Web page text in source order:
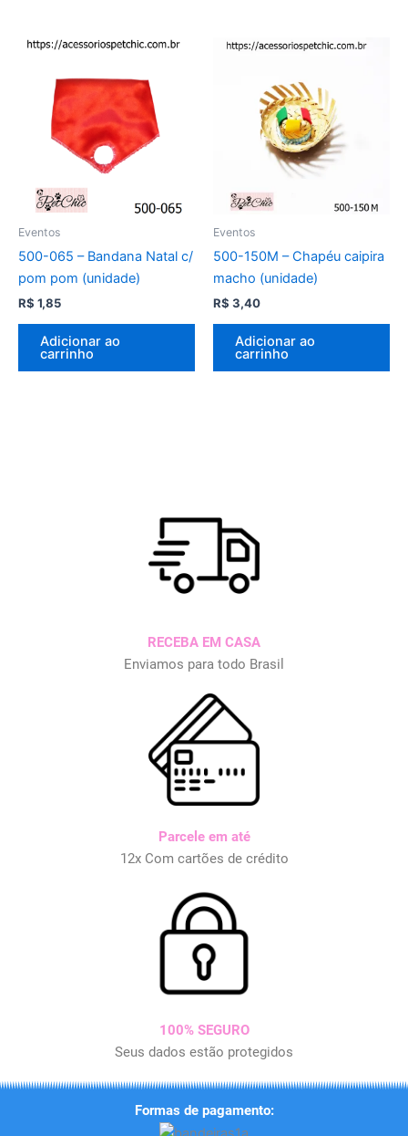
Eventos
500-065 – Bandana Natal c/
pom pom (unidade)
R$ 1,85
Adicionar ao
carrinho
Eventos
500-150M – Chapéu caipira
macho (unidade)
R$ 3,40
Adicionar ao
carrinho
RECEBA EM CASA
Enviamos para todo Brasil
Parcele em até
12x Com cartões de crédito
100% SEGURO
Seus dados estão protegidos
Formas de pagamento: